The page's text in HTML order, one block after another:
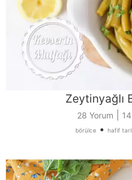
Zeytinyağlı
28 Yorum
börülce• hafif